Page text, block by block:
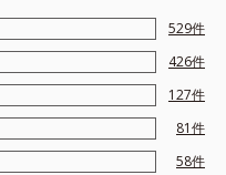
529件
426件
127件
81件
58件